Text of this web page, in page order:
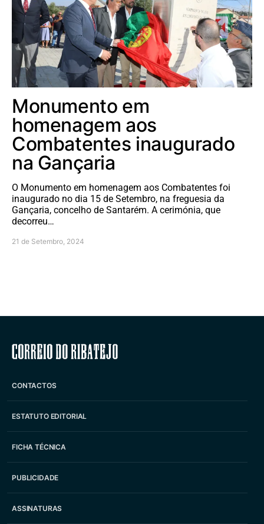
Monumento em
homenagem aos
Combatentes inaugurado
na Gançaria
O Monumento em homenagem aos Combatentes foi
inaugurado no dia 15 de Setembro, na freguesia da
Gançaria, concelho de Santarém. A cerimónia, que
decorreu…
21 de Setembro, 2024
Correio do Ribatejo
CONTACTOS
ESTATUTO EDITORIAL
FICHA TÉCNICA
PUBLICIDADE
ASSINATURAS